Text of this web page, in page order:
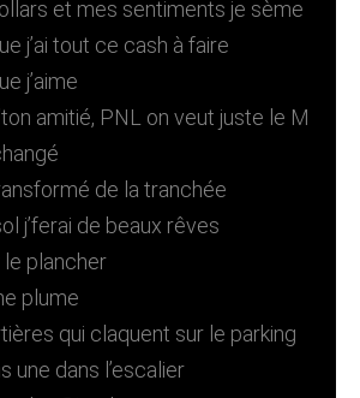
et mes sentiments je sème
j’ai tout ce cash à faire
j’aime
amitié, PNL on veut juste le M
de la tranchée
j’ferai de beaux rêves
le plancher
plume
qui claquent sur le parking
une dans l’escalier